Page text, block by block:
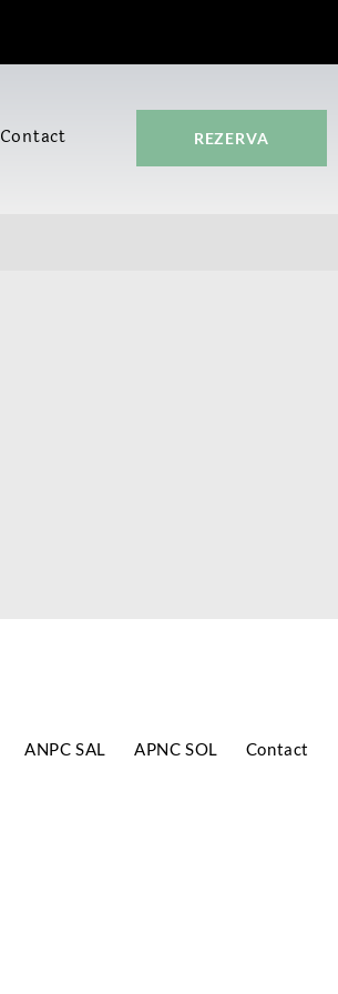
Contact REZERVA
ANPC SAL APNC SOL Contact